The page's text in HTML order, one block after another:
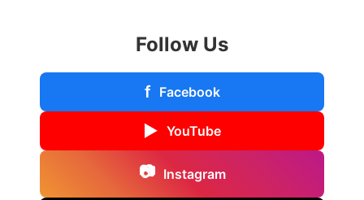
Follow Us
f Facebook
▶ YouTube
📷 Instagram